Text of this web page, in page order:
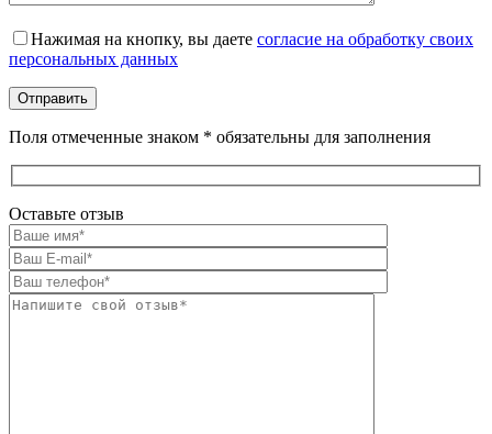
Нажимая на кнопку, вы даете согласие на обработку своих
персональных данных
Поля отмеченные знаком * обязательны для заполнения
Оставьте отзыв